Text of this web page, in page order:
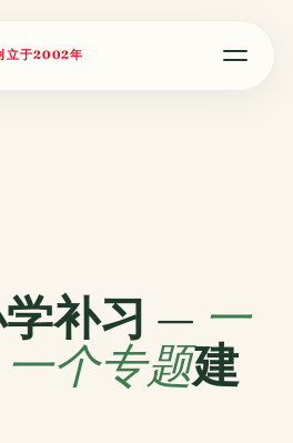
立于2002年
补习 — 一
个专题建